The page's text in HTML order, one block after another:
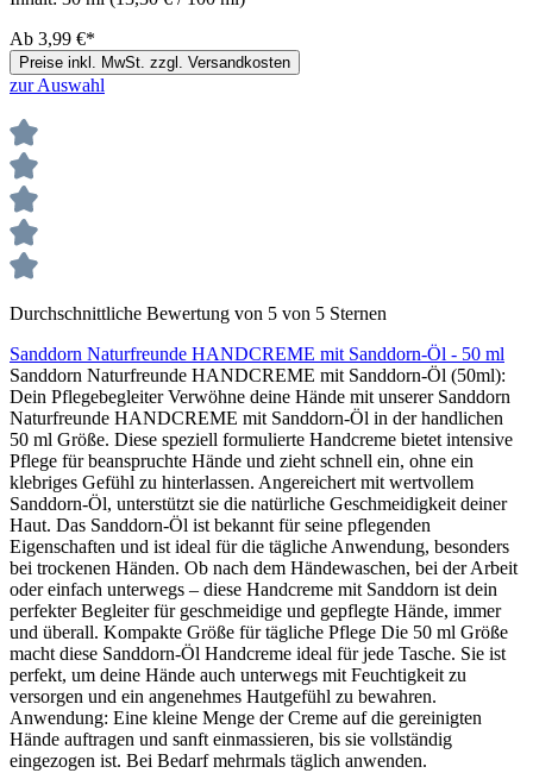
Ab 3,99 €*
Preise inkl. MwSt. zzgl. Versandkosten
zur Auswahl
Durchschnittliche Bewertung von 5 von 5 Sternen
Sanddorn Naturfreunde HANDCREME mit Sanddorn-Öl - 50 ml
Sanddorn Naturfreunde HANDCREME mit Sanddorn-Öl (50ml):
Dein Pflegebegleiter Verwöhne deine Hände mit unserer Sanddorn
Naturfreunde HANDCREME mit Sanddorn-Öl in der handlichen
50 ml Größe. Diese speziell formulierte Handcreme bietet intensive
Pflege für beanspruchte Hände und zieht schnell ein, ohne ein
klebriges Gefühl zu hinterlassen. Angereichert mit wertvollem
Sanddorn-Öl, unterstützt sie die natürliche Geschmeidigkeit deiner
Haut. Das Sanddorn-Öl ist bekannt für seine pflegenden
Eigenschaften und ist ideal für die tägliche Anwendung, besonders
bei trockenen Händen. Ob nach dem Händewaschen, bei der Arbeit
oder einfach unterwegs – diese Handcreme mit Sanddorn ist dein
perfekter Begleiter für geschmeidige und gepflegte Hände, immer
und überall. Kompakte Größe für tägliche Pflege Die 50 ml Größe
macht diese Sanddorn-Öl Handcreme ideal für jede Tasche. Sie ist
perfekt, um deine Hände auch unterwegs mit Feuchtigkeit zu
versorgen und ein angenehmes Hautgefühl zu bewahren.
Anwendung: Eine kleine Menge der Creme auf die gereinigten
Hände auftragen und sanft einmassieren, bis sie vollständig
eingezogen ist. Bei Bedarf mehrmals täglich anwenden.